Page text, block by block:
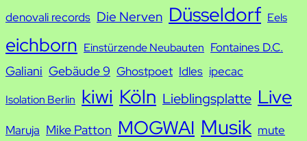
denovali records Die Nerven Düsseldorf Eels
eichborn Einstürzende Neubauten Fontaines D.C.
Galiani Gebäude 9 Ghostpoet Idles ipecac
Isolation Berlin kiwi Köln Lieblingsplatte Live
Maruja Mike Patton MOGWAI Musik mute